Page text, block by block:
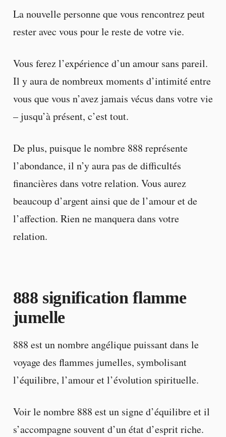
La nouvelle personne que vous rencontrez peut
rester avec vous pour le reste de votre vie.
Vous ferez l’expérience d’un amour sans pareil.
Il y aura de nombreux moments d’intimité entre
vous que vous n’avez jamais vécus dans votre vie
– jusqu’à présent, c’est tout.
De plus, puisque le nombre 888 représente
l’abondance, il n’y aura pas de difficultés
financières dans votre relation. Vous aurez
beaucoup d’argent ainsi que de l’amour et de
l’affection. Rien ne manquera dans votre
relation.
888 signification flamme
jumelle
888 est un nombre angélique puissant dans le
voyage des flammes jumelles, symbolisant
l’équilibre, l’amour et l’évolution spirituelle.
Voir le nombre 888 est un signe d’équilibre et il
s’accompagne souvent d’un état d’esprit riche.